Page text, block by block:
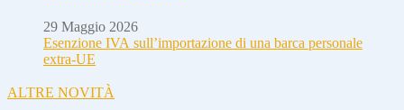
29 Maggio 2026
Esenzione IVA sull’importazione di una barca personale
extra-UE
ALTRE NOVITÀ